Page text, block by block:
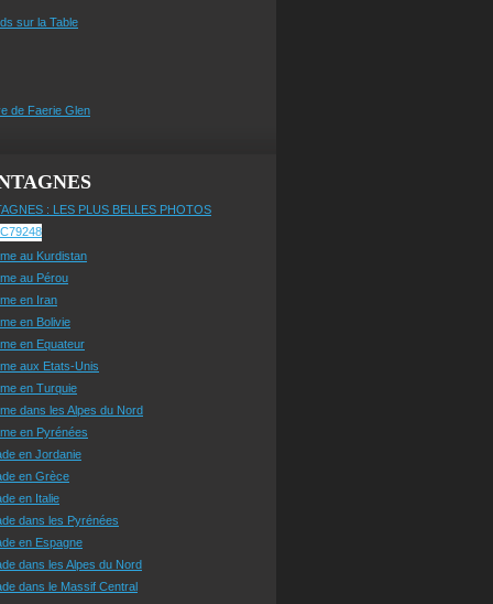
sur la Table
de Faerie Glen
: LES PLUS BELLES PHOTOS
au Kurdistan
au Pérou
en Iran
en Bolivie
en Equateur
aux Etats-Unis
en Turquie
dans les Alpes du Nord
en Pyrénées
en Jordanie
en Grèce
en Italie
dans les Pyrénées
en Espagne
dans les Alpes du Nord
dans le Massif Central